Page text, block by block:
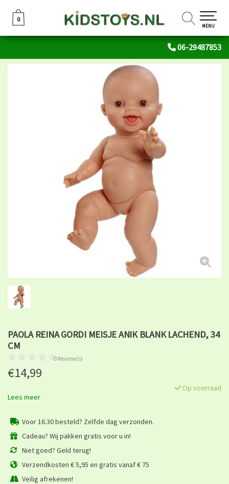
06-29487853
0
0
MENU
PAOLA REINA GORDI MEISJE ANIK BLANK LACHEND, 34
CM
0 Review(s)
€14,99
Op voorraad
Lees meer
Voor 16.30 besteld? Zelfde dag verzonden.
Cadeau? Wij pakken gratis voor u in!
Niet goed? Geld terug!
Verzendkosten € 5,95 en gratis vanaf € 75
Veilig afrekenen!